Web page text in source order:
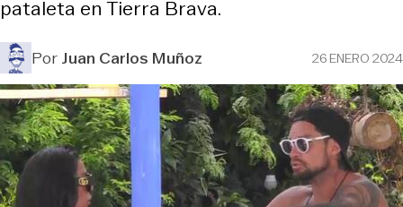
pataleta en Tierra Brava.
PorJuan Carlos Muñoz 26 ENERO 2024